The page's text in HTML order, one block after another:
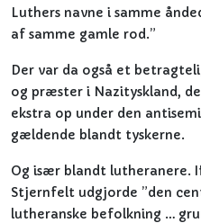
Luthers navne i samme
af samme gamle rod.”
Der var da også et
og præster i Nazityskland,
ekstra op under den
gældende blandt tyskerne.
Og især blandt lutheranere.
Stjernfelt udgjorde ”den
lutheranske befolkning …